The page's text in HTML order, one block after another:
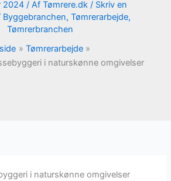
2024 / Af Tømrere.dk / Skriv en
Byggebranchen, Tømrerarbejde,
Tømrerbranchen
Tømrerarbejde
i naturskønne omgivelser
i naturskønne omgivelser